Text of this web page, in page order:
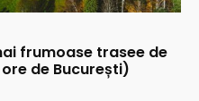
frumoase trasee de
de București)